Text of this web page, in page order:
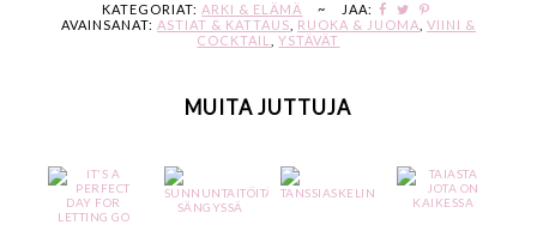
KATEGORIAT: ARKI & ELÄMÄ ~
JAA:
AVAINSANAT: ASTIAT & KATTAUS RUOKA & JUOMA VIINI &
COCKTAIL
,YSTÄVÄT
MUITA JUTTUJA